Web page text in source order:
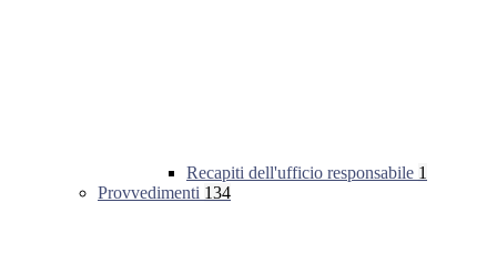
Recapiti dell'ufficio responsabile 1
Provvedimenti 134